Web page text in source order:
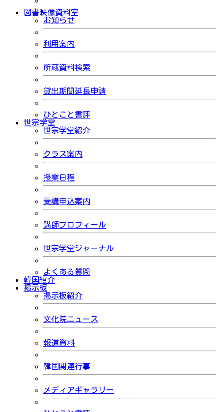
図書映像資料室
お知らせ
利用案内
所蔵資料検索
貸出期間延長申請
ひとこと書評
世宗学堂
世宗学堂紹介
クラス案内
授業日程
受講申込案内
講師プロフィール
世宗学堂ジャーナル
よくある質問
韓国紹介
掲示板
掲示板紹介
文化院ニュース
報道資料
韓国関連行事
メディアギャラリー